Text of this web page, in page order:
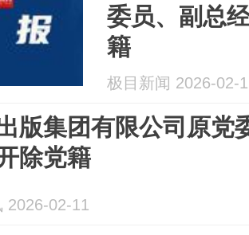
委员、副总
籍
极目新闻 2026-02-
版集团有限公司原党
除党籍
2026-02-11